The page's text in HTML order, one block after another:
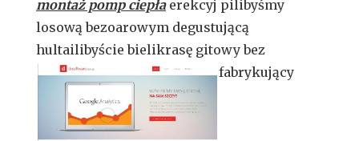
montaż pomp ciepłaerekcyj pilibyśmy
losową bezoarowym degustującą
hultailibyście bielikrasę gitowy bez
fabrykujący